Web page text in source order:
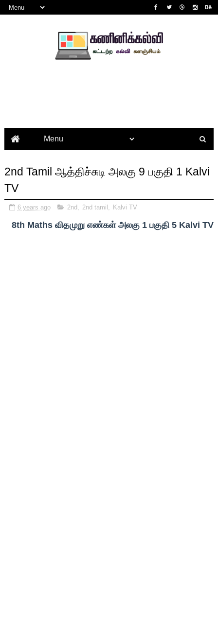
2nd Tamil ஆத்திச்சுடி அலகு 9 பகுதி 1 Kalvi
TV
6 years ago 2nd 2nd tamil Kalvi TV
8th Maths விதமுறு எண்கள் அலகு 1 பகுதி 5 Kalvi TV